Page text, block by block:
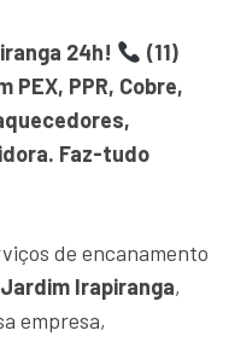
24h!
(11)
PEX, PPR, Cobre,
Faz-tudo
de encanamento
Jardim Irapiranga,
empresa,